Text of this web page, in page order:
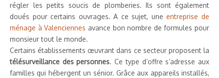
régler les petits soucis de plomberies. Ils sont également
doués pour certains ouvrages. A ce sujet, uneentreprise de
ménage à Valenciennes avance bon nombre de formules pour
monsieur tout le monde.
Certains établissements œuvrant dans ce secteur proposent la
télésurveillance des personnes. Ce type d’offre s’adresse aux
familles qui hébergent un sénior. Grâce aux appareils installés,